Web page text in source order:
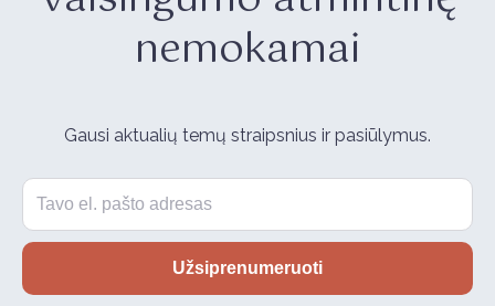
nemokamai
Gausi aktualių temų straipsnius ir pasiūlymus.
Email
Užsiprenumeruoti